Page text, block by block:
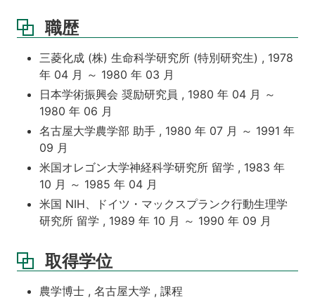
職歴
三菱化成 (株) 生命科学研究所 (特別研究生) , 1978
年 04 月 ～ 1980 年 03 月
日本学術振興会 奨励研究員 , 1980 年 04 月 ～
1980 年 06 月
名古屋大学農学部 助手 , 1980 年 07 月 ～ 1991 年
09 月
米国オレゴン大学神経科学研究所 留学 , 1983 年
10 月 ～ 1985 年 04 月
米国 NIH、ドイツ・マックスプランク行動生理学
研究所 留学 , 1989 年 10 月 ～ 1990 年 09 月
取得学位
農学博士 , 名古屋大学 , 課程